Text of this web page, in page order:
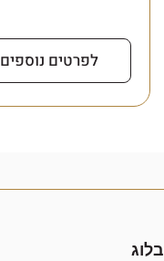
לפרטים נוספים
בלוג